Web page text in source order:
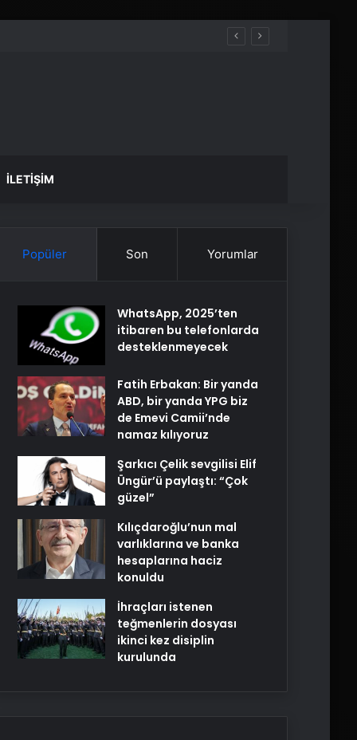
İLETIŞIM
Popüler Son Yorumlar
WhatsApp, 2025’ten
itibaren bu telefonlarda
desteklenmeyecek
Fatih Erbakan: Bir yanda
ABD, bir yanda YPG biz
de Emevi Camii’nde
namaz kılıyoruz
Şarkıcı Çelik sevgilisi Elif
Üngür’ü paylaştı: “Çok
güzel”
Kılıçdaroğlu’nun mal
varlıklarına ve banka
hesaplarına haciz
konuldu
İhraçları istenen
teğmenlerin dosyası
ikinci kez disiplin
kurulunda